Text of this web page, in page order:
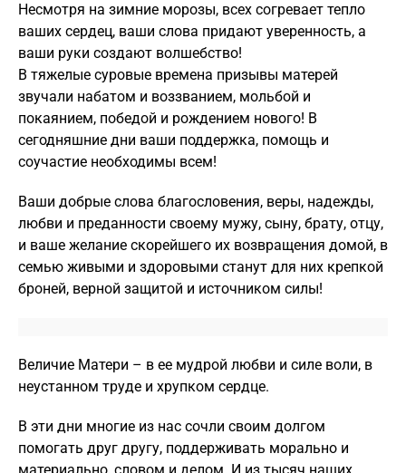
Несмотря на зимние морозы, всех согревает тепло
ваших сердец, ваши слова придают уверенность, а
ваши руки создают волшебство!
В тяжелые суровые времена призывы матерей
звучали набатом и воззванием, мольбой и
покаянием, победой и рождением нового! В
сегодняшние дни ваши поддержка, помощь и
соучастие необходимы всем!
Ваши добрые слова благословения, веры, надежды,
любви и преданности своему мужу, сыну, брату, отцу,
и ваше желание скорейшего их возвращения домой, в
семью живыми и здоровыми станут для них крепкой
броней, верной защитой и источником силы!
Величие Матери – в ее мудрой любви и силе воли, в
неустанном труде и хрупком сердце.
В эти дни многие из нас сочли своим долгом
помогать друг другу, поддерживать морально и